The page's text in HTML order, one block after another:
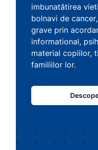
imbunatătirea
bolnavi de
grave prin
informational,
material copiilor,
familiilor lor.